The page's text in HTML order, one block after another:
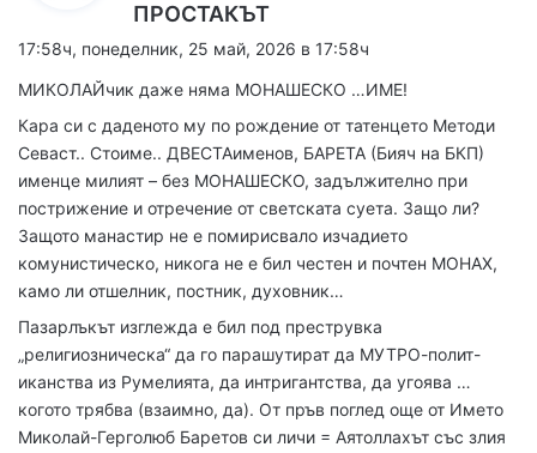
ПРОСТАКЪТ
а
а
:
17:58ч, понеделник, 25 май, 2026 в 17:58ч
МИКОЛАЙчик даже няма МОНАШЕСКО …ИМЕ!
Кара си с даденото му по рождение от татенцето Методи
Севаст.. Стоиме.. ДВЕСТАименов, БАРЕТА (Бияч на БКП)
именце милият – без МОНАШЕСКО, задължително при
пострижение и отречение от светската суета. Защо ли?
Защото манастир не е помирисвало изчадието
комунистическо, никога не е бил честен и почтен МОНАХ,
камо ли отшелник, постник, духовник…
Пазарлъкът изглежда е бил под преструвка
„религиозническа“ да го парашутират да МУТРО-полит-
иканства из Румелията, да интригантства, да угоява …
когото трябва (взаимно, да). От пръв поглед още от Името
Миколай-Герголюб Баретов си личи = Аятоллахът със злия